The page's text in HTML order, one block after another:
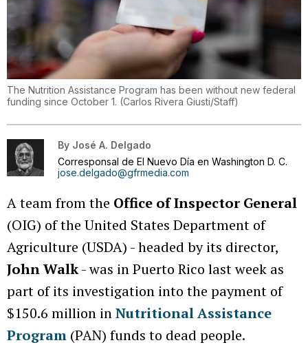
The Nutrition Assistance Program has been without new federal
funding since October 1. (Carlos Rivera Giusti/Staff)
By José A. Delgado
Corresponsal de El Nuevo Día en Washington D. C.
jose.delgado@gfrmedia.com
A team from the Office of Inspector General
(OIG) of the United States Department of
Agriculture (USDA) - headed by its director,
John Walk- was in Puerto Rico last week as
part of its investigation into the payment of
$150.6 million inNutritional Assistance
Program (PAN) funds to dead people.